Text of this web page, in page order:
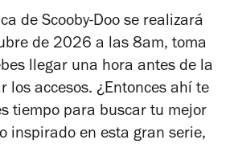
de Scooby-Doo se realizará
de 2026 a las 8am, toma
llegar una hora antes de la
los accesos. ¿Entonces ahí te
tiempo para buscar tu mejor
inspirado en esta gran serie,